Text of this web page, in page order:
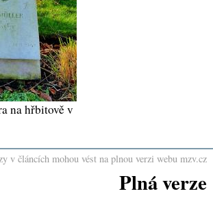
na hřbitově v
v článcích mohou vést na plnou verzi webu mzv.cz
Plná verze